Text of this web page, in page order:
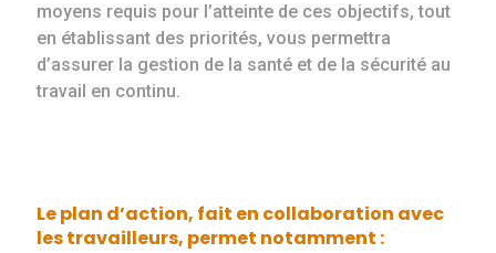
moyens requis pour l’atteinte de ces objectifs, tout
en établissant des priorités, vous permettra
d’assurer la gestion de la santé et de la sécurité au
travail en continu.
Le plan d’action, fait en collaboration avec
les travailleurs, permet notamment :